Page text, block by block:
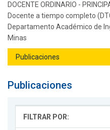
DOCENTE ORDINARIO -
Docente a tiempo completo
Departamento Académico de
Minas
Publicaciones
FILTRAR POR: